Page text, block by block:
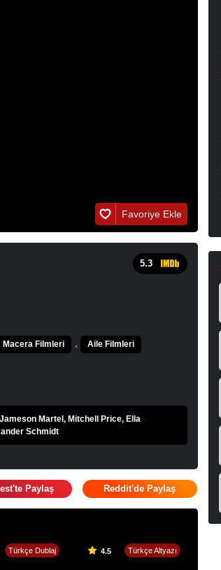
Favoriye Ekle
5.3
Macera Filmleri Aile Filmleri
Martel, Mitchell Price, Ella
Schmidt
Paylaş Reddit'de Paylaş
Türkçe Dublaj 4.5 Türkçe Altyazı